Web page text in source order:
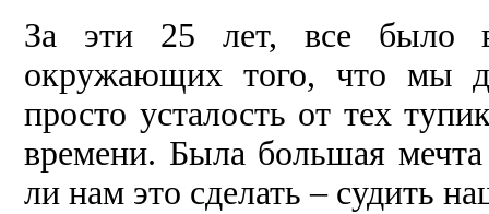
За эти 25 лет, все было
окружающих того, что мы
просто усталость от тех
времени. Была большая
ли нам это сделать – судить